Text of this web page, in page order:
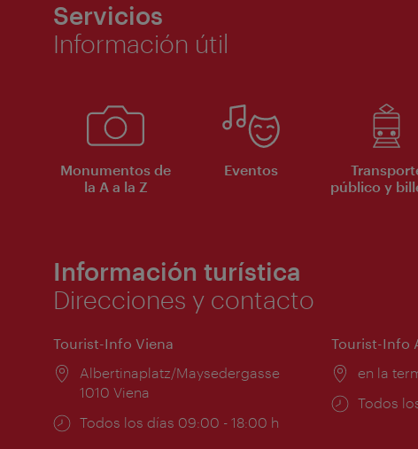
Servicios
Información útil
Monumentos de
la A a la Z
Eventos
público y
Información turística
Direcciones y contacto
Tourist-Info Viena
Lugar:
Albertinaplatz/Maysedergasse
1010 Viena
Horarios
Todos los días 09:00 - 18:00 h
Tourist-Info
Lugar:
en la
Horarios
Todos